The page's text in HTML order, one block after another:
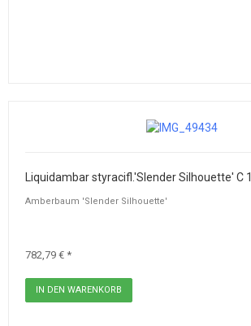
Liquidambar styracifl.'Slender Silhouette' C
Amberbaum 'Slender Silhouette'
782,79 € *